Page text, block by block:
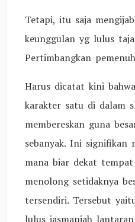
Tetapi, itu saja
keunggulan yg lulus
Pertimbangkan
Harus dicatat kini
karakter satu di dalam
membereskan guna
sebanyak. Ini signifikan
mana biar dekat
menolong setidaknya
tersendiri. Tersebut
lulus jasmaniah